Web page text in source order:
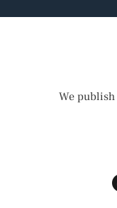
We publish